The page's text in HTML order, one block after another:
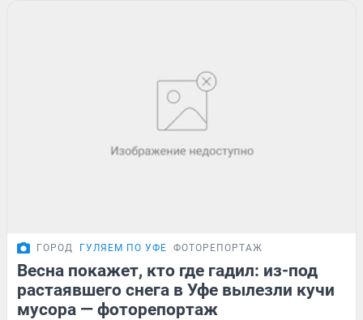
ГОРОД ГУЛЯЕМ ПО УФЕ ФОТОРЕПОРТАЖ
Весна покажет, кто где гадил: из-под
растаявшего снега в Уфе вылезли кучи
мусора — фоторепортаж